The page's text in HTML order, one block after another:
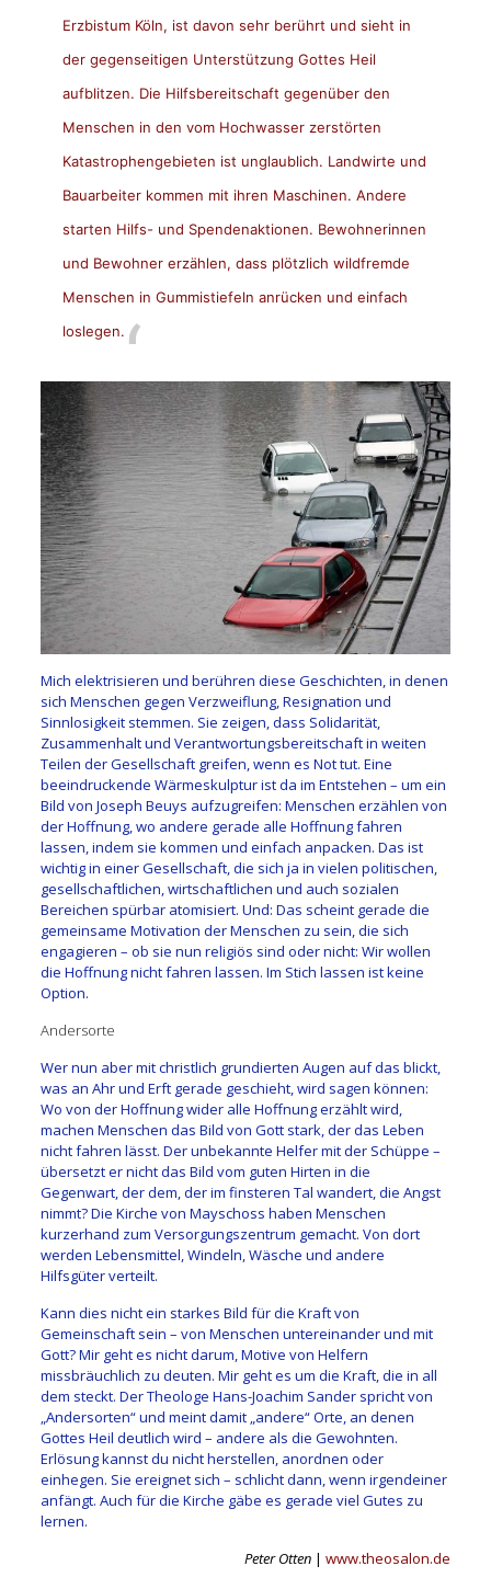
Erzbistum Köln, ist davon sehr berührt und sieht in
der gegenseitigen Unterstützung Gottes Heil
aufblitzen. Die Hilfsbereitschaft gegenüber den
Menschen in den vom Hochwasser zerstörten
Katastrophengebieten ist unglaublich. Landwirte und
Bauarbeiter kommen mit ihren Maschinen. Andere
starten Hilfs- und Spendenaktionen. Bewohnerinnen
und Bewohner erzählen, dass plötzlich wildfremde
Menschen in Gummistiefeln anrücken und einfach
loslegen.
Mich elektrisieren und berühren diese Geschichten, in denen
sich Menschen gegen Verzweiflung, Resignation und
Sinnlosigkeit stemmen. Sie zeigen, dass Solidarität,
Zusammenhalt und Verantwortungsbereitschaft in weiten
Teilen der Gesellschaft greifen, wenn es Not tut. Eine
beeindruckende Wärmeskulptur ist da im Entstehen – um ein
Bild von Joseph Beuys aufzugreifen: Menschen erzählen von
der Hoffnung, wo andere gerade alle Hoffnung fahren
lassen, indem sie kommen und einfach anpacken. Das ist
wichtig in einer Gesellschaft, die sich ja in vielen politischen,
gesellschaftlichen, wirtschaftlichen und auch sozialen
Bereichen spürbar atomisiert. Und: Das scheint gerade die
gemeinsame Motivation der Menschen zu sein, die sich
engagieren – ob sie nun religiös sind oder nicht: Wir wollen
die Hoffnung nicht fahren lassen. Im Stich lassen ist keine
Option.
Andersorte
Wer nun aber mit christlich grundierten Augen auf das blickt,
was an Ahr und Erft gerade geschieht, wird sagen können:
Wo von der Hoffnung wider alle Hoffnung erzählt wird,
machen Menschen das Bild von Gott stark, der das Leben
nicht fahren lässt. Der unbekannte Helfer mit der Schüppe –
übersetzt er nicht das Bild vom guten Hirten in die
Gegenwart, der dem, der im finsteren Tal wandert, die Angst
nimmt? Die Kirche von Mayschoss haben Menschen
kurzerhand zum Versorgungszentrum gemacht. Von dort
werden Lebensmittel, Windeln, Wäsche und andere
Hilfsgüter verteilt.
Kann dies nicht ein starkes Bild für die Kraft von
Gemeinschaft sein – von Menschen untereinander und mit
Gott? Mir geht es nicht darum, Motive von Helfern
missbräuchlich zu deuten. Mir geht es um die Kraft, die in all
dem steckt. Der Theologe Hans-Joachim Sander spricht von
„Andersorten“ und meint damit „andere“ Orte, an denen
Gottes Heil deutlich wird – andere als die Gewohnten.
Erlösung kannst du nicht herstellen, anordnen oder
einhegen. Sie ereignet sich – schlicht dann, wenn irgendeiner
anfängt. Auch für die Kirche gäbe es gerade viel Gutes zu
lernen.
Peter Otten |www.theosalon.de